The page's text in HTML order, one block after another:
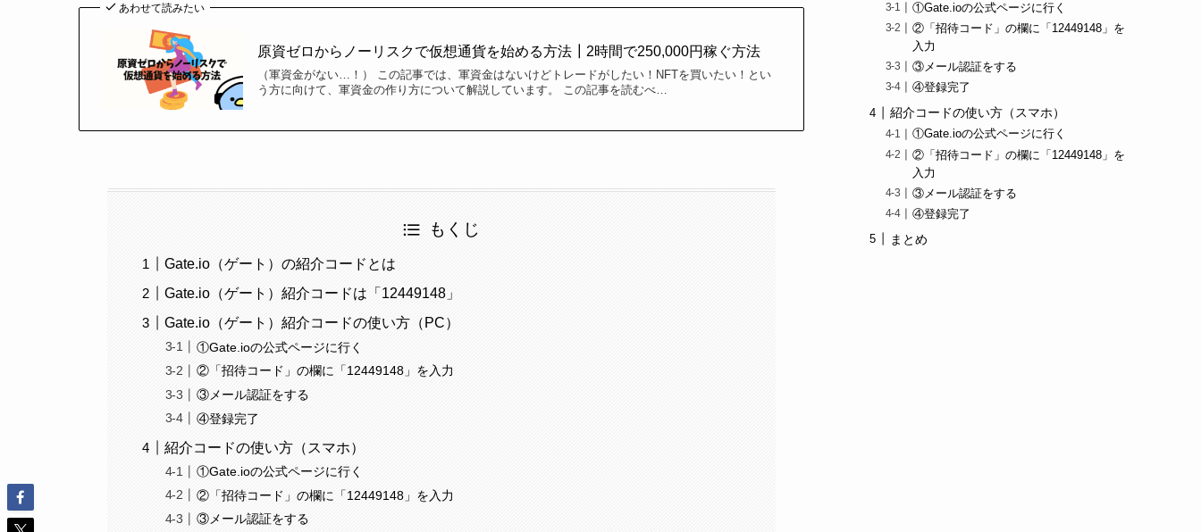
あわせて読みたい
原資ゼロからノーリスクで仮想通貨を始める方法┃2時間で250,000円稼ぐ方法
（軍資金がない…！） この記事では、軍資金はないけどトレードがしたい！NFTを買いたい！とい
う方に向けて、軍資金の作り方について解説しています。 この記事を読むべ…
もくじ
Gate.io（ゲート）の紹介コードとは
Gate.io（ゲート）紹介コードは「12449148」
Gate.io（ゲート）紹介コードの使い方（PC）
①Gate.ioの公式ページに行く
②「招待コード」の欄に「12449148」を入力
③メール認証をする
④登録完了
紹介コードの使い方（スマホ）
①Gate.ioの公式ページに行く
②「招待コード」の欄に「12449148」を入力
③メール認証をする
①Gate.ioの公式ページに行く
②「招待コード」の欄に「12449148」を
入力
③メール認証をする
④登録完了
紹介コードの使い方（スマホ）
①Gate.ioの公式ページに行く
②「招待コード」の欄に「12449148」を
入力
③メール認証をする
④登録完了
まとめ